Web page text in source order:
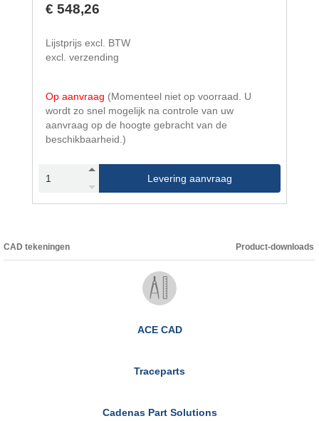
€ 548,26
Lijstprijs excl. BTW
excl. verzending
Op aanvraag (Momenteel niet op voorraad. U
wordt zo snel mogelijk na controle van uw
aanvraag op de hoogte gebracht van de
beschikbaarheid.)
Levering aanvraag
CAD tekeningen Product-downloads
ACE CAD
Traceparts
Cadenas Part Solutions